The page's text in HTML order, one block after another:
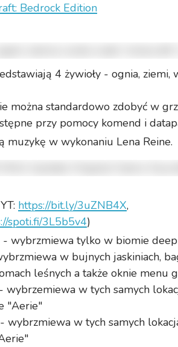
Bedrock Edition
4 żywioły - ognia, ziemi,
można standardowo zdobyć w
przy pomocy komend i
muzykę w wykonaniu Lena Reine.
https://bit.ly/3uZNB4X,
spoti.fi/3L5b5v4)
- wybrzmiewa tylko w biomie
w bujnych jaskiniach,
leśnych a także oknie menu
wybrzemiewa w tych samych
"Aerie"
wybrzmiewa w tych samych